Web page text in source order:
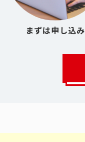
まずは申し込み